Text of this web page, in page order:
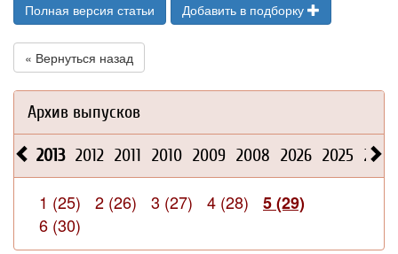
Полная версия статьи Добавить в подборку
« Вернуться назад
Архив выпусков
2013 2012 2011 2010 2009 2008 2026 2025 2024
1 (25) 2 (26) 3 (27) 4 (28)
5 (29)
6 (30)